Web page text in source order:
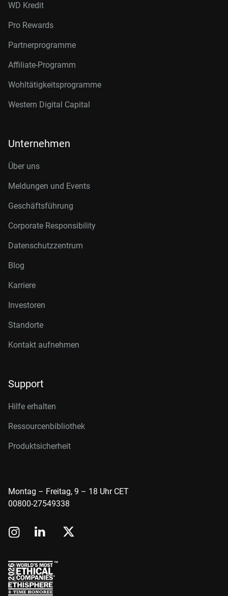
WD Kredit
Pro Rewards
Partnerprogramme
Affiliate-Programm
Wohltätigkeitsprogramme
Western Digital Capital
Unternehmen
Über uns
Meldungen und Events
Geschäftsführung
Corporate Responsibility
Datenschutzzentrum
Blog
Karriere
Investoren
Standorte
Kontakt aufnehmen
Support
Hilfe erhalten
Ressourcenbibliothek
Produktsicherheit
Montag – Freitag, 9 – 18 Uhr CET
00800-27549338